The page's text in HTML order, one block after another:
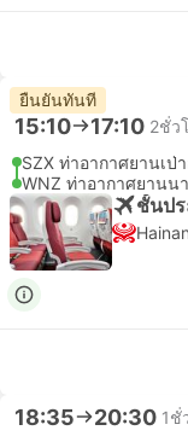
ยืนยันทันที
15:10 17:10 2ชั่ว
SZX ท่าอากาศยานเป่
WNZ ท่าอากาศยานน
ชั้นปร
18:35 20:30 1ชั่